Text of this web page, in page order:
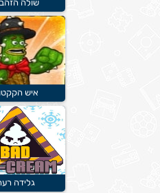
שולה הזהב 2
איש
גלידה